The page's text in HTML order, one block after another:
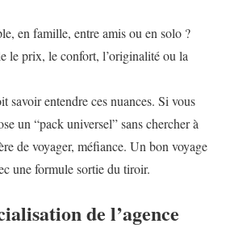
en famille, entre amis ou en solo ?
le prix, le confort, l’originalité ou la
savoir entendre ces nuances. Si vous
un “pack universel” sans chercher à
de voyager, méfiance. Un bon voyage
une formule sortie du tiroir.
de l’agence